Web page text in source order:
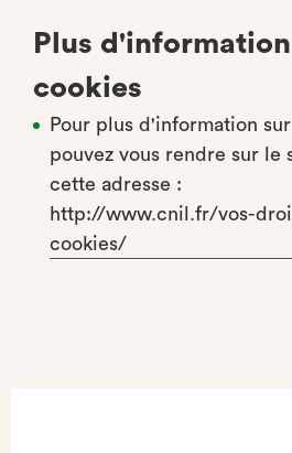
Plus
cookies
Pour plus d'information
pouvez vous rendre sur le
cette adresse :
http://www.cnil.fr/vos-
cookies/